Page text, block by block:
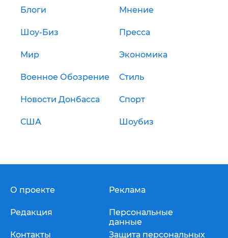
Блоги Мнение
Шоу-Биз Пресса
Мир Экономика
Военное Обозрение Стиль
Новости Донбасса Спорт
США Шоубиз
О проекте
Редакция
Контакты
Реклама
Персональные
данные
Защита персональных